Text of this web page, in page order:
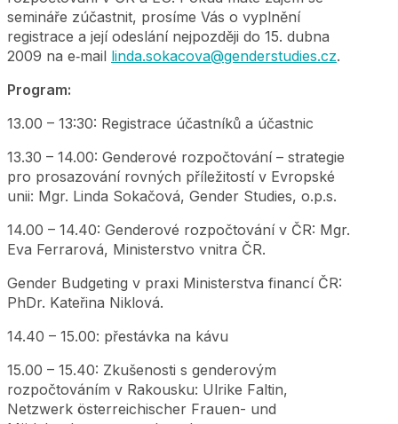
semináře zúčastnit, prosíme Vás o vyplnění
registrace a její odeslání nejpozději do 15. dubna
2009 na e‑mail linda.sokacova@genderstudies.cz.
Program:
13.00 – 13:30: Registrace účastníků a účastnic
13.30 – 14.00: Genderové rozpočtování – strategie
pro prosazování rovných příležitostí v Evropské
unii: Mgr. Linda Sokačová, Gender Studies, o.p.s.
14.00 – 14.40: Genderové rozpočtování v ČR: Mgr.
Eva Ferrarová, Ministerstvo vnitra ČR.
Gender Budgeting v praxi Ministerstva financí ČR:
PhDr. Kateřina Niklová.
14.40 – 15.00: přestávka na kávu
15.00 – 15.40: Zkušenosti s genderovým
rozpočtováním v Rakousku: Ulrike Faltin,
Netzwerk österreichischer Frauen- und